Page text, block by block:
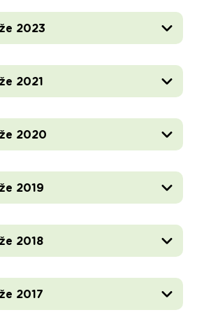
2023
2021
2020
2019
2018
2017